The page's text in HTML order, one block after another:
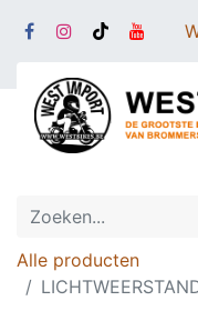
Alle producten